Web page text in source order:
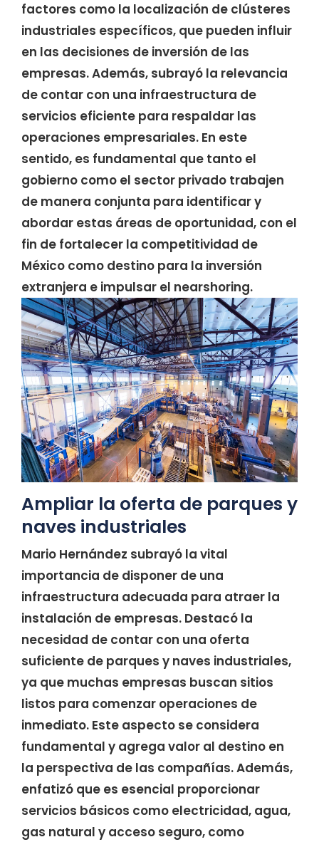
factores como la localización de clústeres
industriales específicos, que pueden influir
en las decisiones de inversión de las
empresas. Además, subrayó la relevancia
de contar con una infraestructura de
servicios eficiente para respaldar las
operaciones empresariales. En este
sentido, es fundamental que tanto el
gobierno como el sector privado trabajen
de manera conjunta para identificar y
abordar estas áreas de oportunidad, con el
fin de fortalecer la competitividad de
México como destino para la inversión
extranjera e impulsar el nearshoring.
Ampliar la oferta de parques y
naves industriales
Mario Hernández subrayó la vital
importancia de disponer de una
infraestructura adecuada para atraer la
instalación de empresas. Destacó la
necesidad de contar con una oferta
suficiente de parques y naves industriales,
ya que muchas empresas buscan sitios
listos para comenzar operaciones de
inmediato. Este aspecto se considera
fundamental y agrega valor al destino en
la perspectiva de las compañías. Además,
enfatizó que es esencial proporcionar
servicios básicos como electricidad, agua,
gas natural y acceso seguro, como